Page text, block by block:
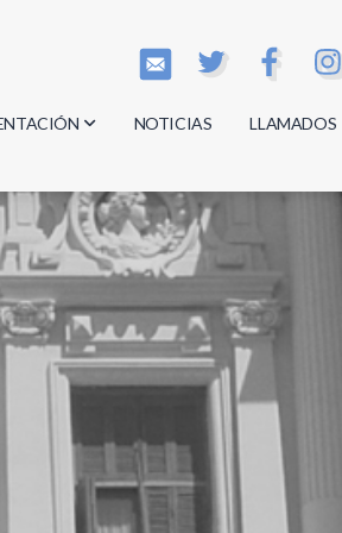
NOTICIAS LLAMADOS